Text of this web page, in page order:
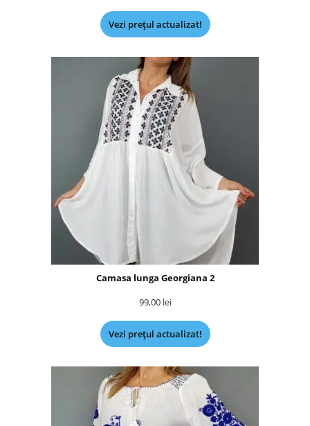
Vezi prețul actualizat!
Camasa lunga Georgiana 2
99,00 lei
Vezi prețul actualizat!